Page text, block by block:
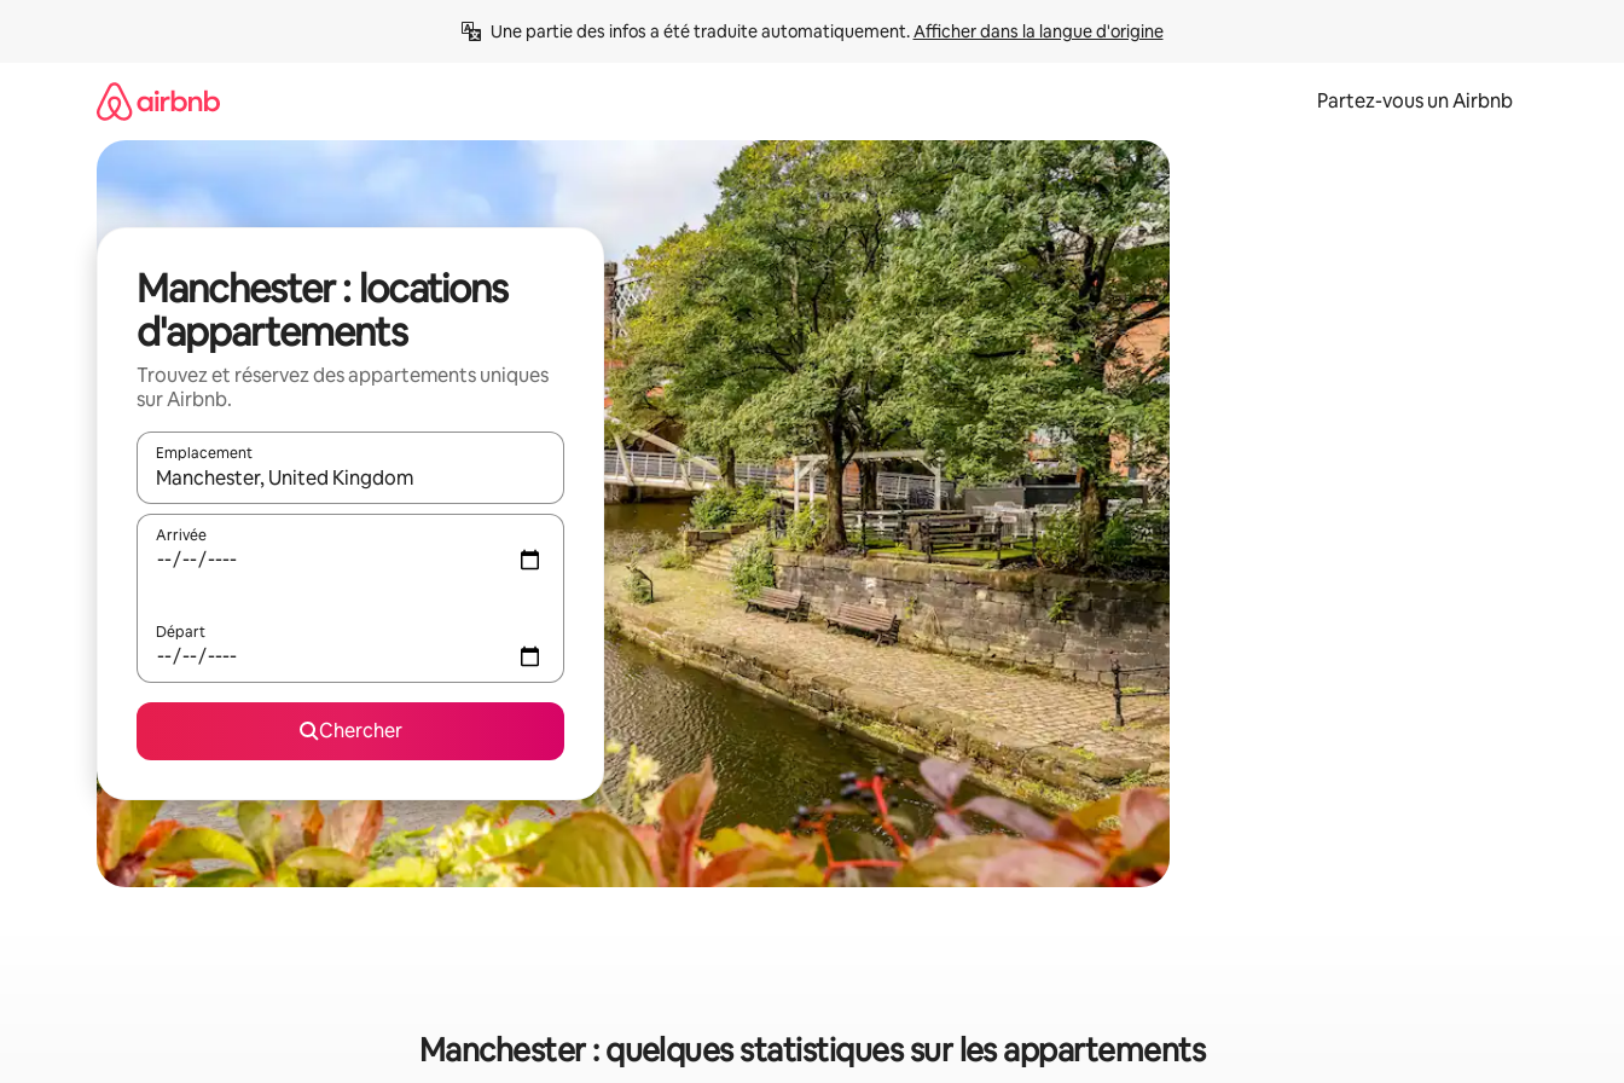
Une partie des infos a été traduite automatiquement. Afficher dans la langue d'origine
Partez-vous un Airbnb
Manchester : locations
d'appartements
Trouvez et réservez des appartements uniques
sur Airbnb.
Emplacement
Quand les résultats sont affichés, parcourez-les en utilisant les flèches vers le haut et vers le bas, ou en appuyant dessus et en les faisant glisser.
Arrivée
Départ
Chercher
Manchester : quelques statistiques sur les appartements